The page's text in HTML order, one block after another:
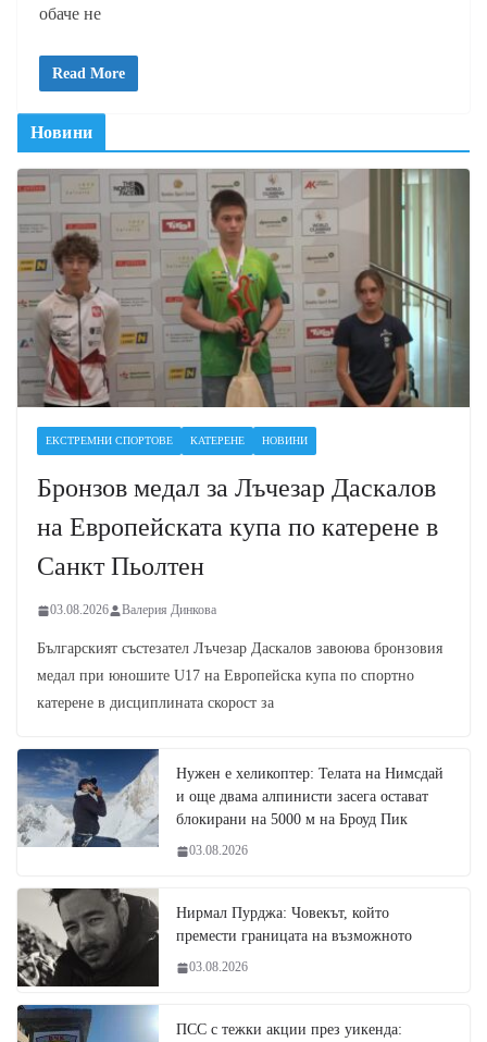
обаче не
Read More
Новини
ЕКСТРЕМНИ СПОРТОВЕ КАТЕРЕНЕ НОВИНИ
Бронзов медал за Лъчезар Даскалов
на Европейската купа по катерене в
Санкт Пьолтен
03.08.2026 Валерия Динкова
Българският състезател Лъчезар Даскалов завоюва бронзовия
медал при юношите U17 на Европейска купа по спортно
катерене в дисциплината скорост за
Нужен е хеликоптер: Телата на Нимсдай
и още двама алпинисти засега остават
блокирани на 5000 м на Броуд Пик
03.08.2026
Нирмал Пурджа: Човекът, който
премести границата на възможното
03.08.2026
ПСС с тежки акции през уикенда: